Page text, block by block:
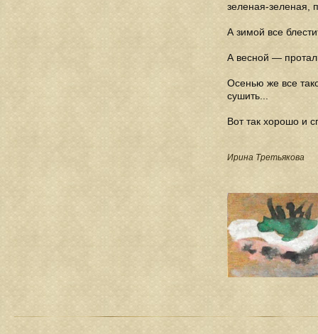
зеленая-зеленая,
А зимой все
А весной —
Осенью же все
сушить...
Вот так хорошо и
Ирина Третьякова